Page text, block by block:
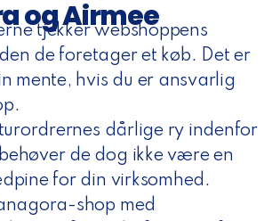
og Airmee
tjekker webshoppens
de foretager et køb. Det er
mente, hvis du er ansvarlig
dårlige ry indenfor
de dog ikke være en
for din virksomhed.
shop med